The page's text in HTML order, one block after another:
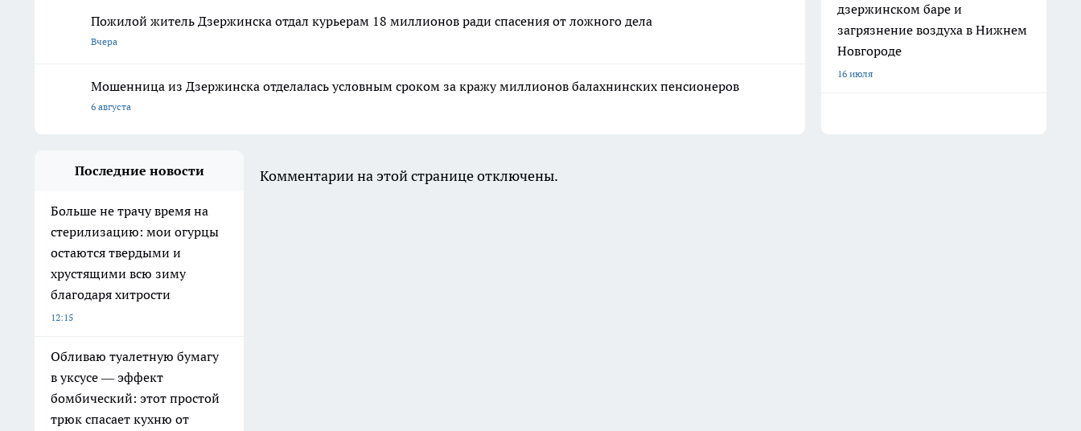
Пожилой житель Дзержинска отдал курьерам 18 миллионов ради спасения от ложного дела
Вчера
Мошенница из Дзержинска отделалась условным сроком за кражу миллионов балахнинских пенсионеров
6 августа
дзержинском баре и
загрязнение воздуха в Нижнем
Новгороде
16 июля
Последние новости
Больше не трачу время на
стерилизацию: мои огурцы
остаются твердыми и
хрустящими всю зиму
благодаря хитрости
12:15
Обливаю туалетную бумагу
в уксусе — эффект
бомбический: этот простой
трюк спасает кухню от
Комментарии на этой странице отключены.